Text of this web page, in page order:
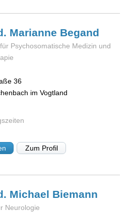
Marianne Begand
Psychosomatische Medizin und
36
im Vogtland
Zum Profil
Michael Biemann
Neurologie